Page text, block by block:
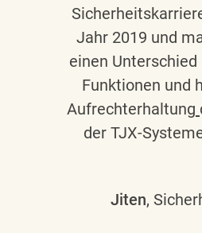
Jahr 2019 und
einen
Funktionen und
Aufrechterhaltung
der TJX-
Jiten,